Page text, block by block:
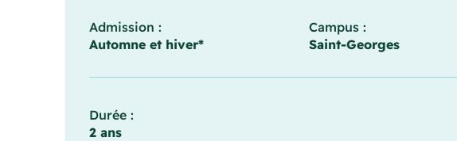
Admission :
Automne et hiver*
Durée :
2 ans
Campus :
Saint-Georges